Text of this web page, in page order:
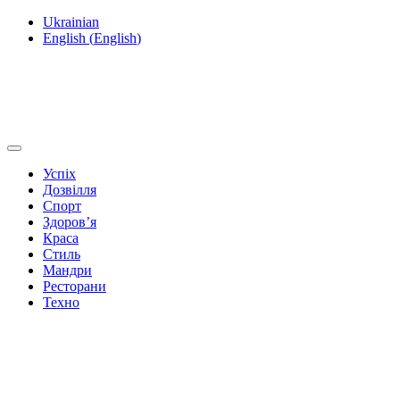
Ukrainian
English (English)
Успіх
Дозвілля
Спорт
Здоров’я
Краса
Стиль
Мандри
Ресторани
Техно